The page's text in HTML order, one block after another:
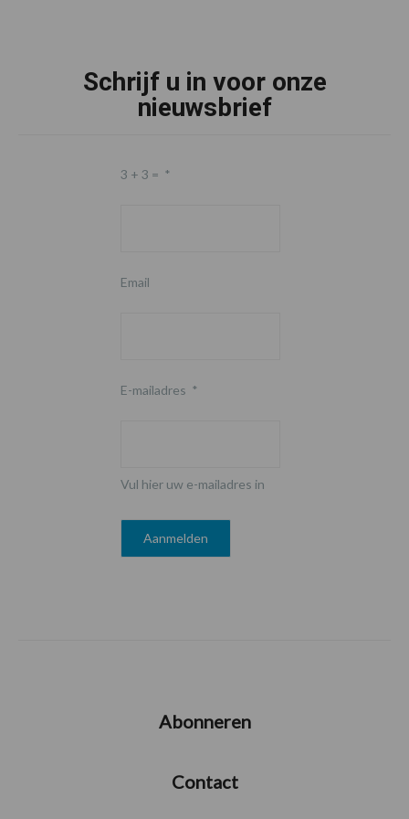
Schrijf u in voor onze
nieuwsbrief
3 + 3 = *
Email
E-mailadres *
Vul hier uw e-mailadres in
Abonneren
Contact